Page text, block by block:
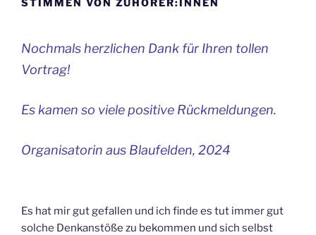
STIMMEN VON ZUHÖRER:INNEN
Nochmals herzlichen Dank für Ihren tollen
Vortrag!
Es kamen so viele positive Rückmeldungen.
Organisatorin aus Blaufelden, 2024
Es hat mir gut gefallen und ich finde es tut immer gut
solche Denkanstöße zu bekommen und sich selbst